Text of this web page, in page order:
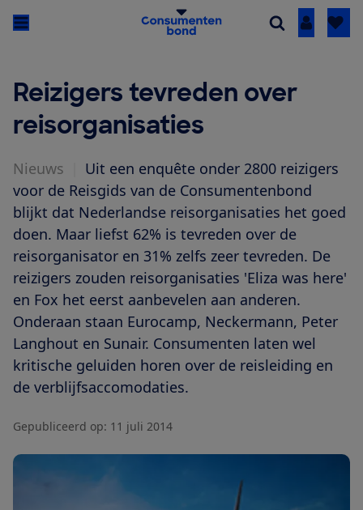
Inloggen
Reizigers tevreden over
reisorganisaties
Nieuws
Uit een enquête onder 2800 reizigers
voor de Reisgids van de Consumentenbond
blijkt dat Nederlandse reisorganisaties het goed
doen. Maar liefst 62% is tevreden over de
reisorganisator en 31% zelfs zeer tevreden. De
reizigers zouden reisorganisaties 'Eliza was here'
en Fox het eerst aanbevelen aan anderen.
Onderaan staan Eurocamp, Neckermann, Peter
Langhout en Sunair. Consumenten laten wel
kritische geluiden horen over de reisleiding en
de verblijfsaccomodaties.
Gepubliceerd op: 11 juli 2014